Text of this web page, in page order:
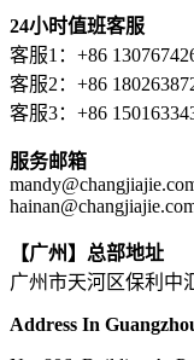
24小时值班客服
客服1：+86
客服2：+86
客服3：+86
服务邮箱
【广州】总部地址
广州市天河区保利中
Address In